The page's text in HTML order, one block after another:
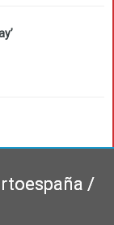
/